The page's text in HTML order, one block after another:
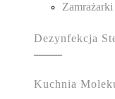
Dezynfekcja
Kuchnia